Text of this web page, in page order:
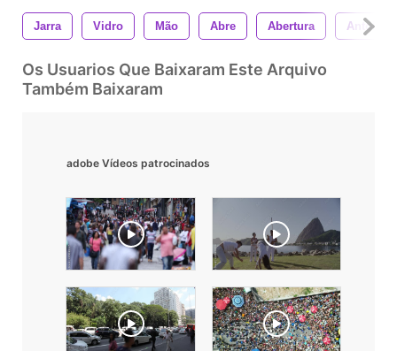
Jarra Vidro Mão Abre Abertura Antolhos
Os Usuarios Que Baixaram Este Arquivo
Também Baixaram
adobe Vídeos patrocinados